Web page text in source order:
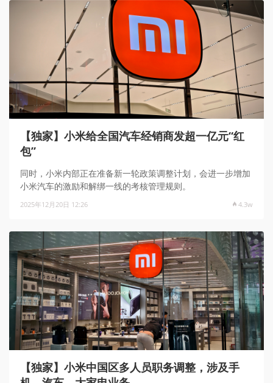
【独家】小米给全国汽车经销商发超一亿元“红
包”
同时，小米内部正在准备新一轮政策调整计划，会进一步增加
小米汽车的激励和解绑一线的考核管理规则。
2025年12月20日 12:26 4.3w
【独家】小米中国区多人员职务调整，涉及手